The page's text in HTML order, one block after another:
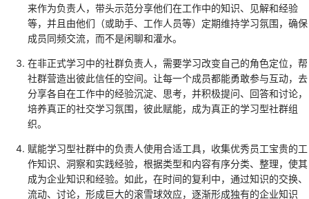
来作为负责人，带头示范分享他们在工作中的知识、见解和经验
等，并且由他们（或助手、工作人员等）定期维持学习氛围，确保
成员同频交流，而不是闲聊和灌水。
在非正式学习中的社群负责人，需要学习改变自己的角色定位，帮
社群营造出彼此信任的空间。让每一个成员都能勇敢参与互动，去
分享各自在工作中的经验沉淀、思考，并积极提问、回答和讨论，
培养真正的社交学习氛围，彼此赋能，成为真正的学习型社群组
织。
赋能学习型社群中的负责人使用合适工具，收集优秀员工宝贵的工
作知识、洞察和实践经验，根据类型和内容有序分类、整理，使其
成为企业知识和经验。如此，在时间的复利中，通过知识的交换、
流动、讨论，形成巨大的滚雪球效应，逐渐形成独有的企业知识